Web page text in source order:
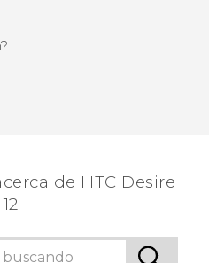
de HTC Desire
12